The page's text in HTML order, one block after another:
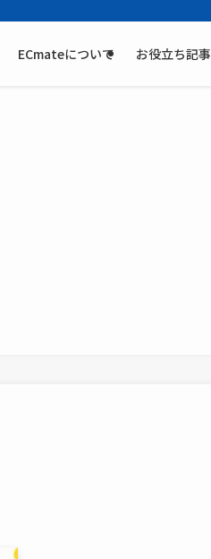
ECmateについて お役立ち記事